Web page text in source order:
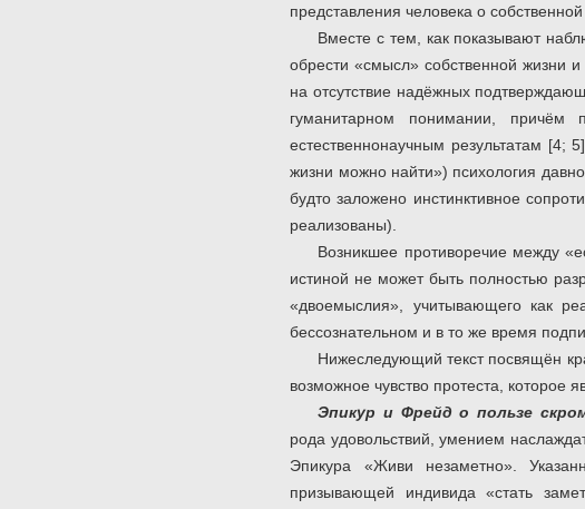
представления человека о
Вместе с тем, как показывают
обрести «смысл» собственной жизни
на отсутствие надёжных
гуманитарном понимании, причём
естественнонаучным результатам [4;
жизни можно найти») психология
будто заложено инстинктивное
реализованы).
Возникшее противоречие между
истиной не может быть полностью
«двоемыслия», учитывающего как
бессознательном и в то же время
Нижеследующий текст посвящён
возможное чувство протеста, которое
Эпикур и Фрейд о пользе
рода удовольствий, умением
Эпикура «Живи незаметно».
призывающей индивида «стать